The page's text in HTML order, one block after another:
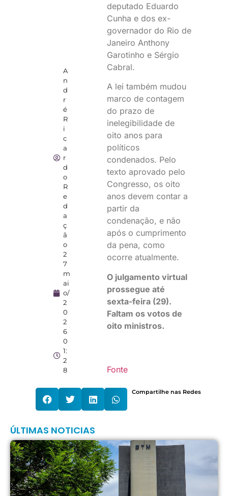
A
n
d
r
é
R
i
c
a
r
d
o
R
e
d
a
ç
ã
o
2
7
m
ai
o/
2
0
2
6
0
1:
2
8
deputado Eduardo
Cunha e dos ex-
governador do Rio de
Janeiro Anthony
Garotinho e Sérgio
Cabral.
A lei também mudou
marco de contagem
do prazo de
inelegibilidade de
oito anos para
políticos
condenados. Pelo
texto aprovado pelo
Congresso, os oito
anos devem contar a
partir da
condenação, e não
após o cumprimento
da pena, como
ocorre atualmente.
O julgamento virtual
prossegue até
sexta-feira (29).
Faltam os votos de
oito ministros.
Fonte
Compartilhe nas Redes
ÚLTIMAS NOTICIAS